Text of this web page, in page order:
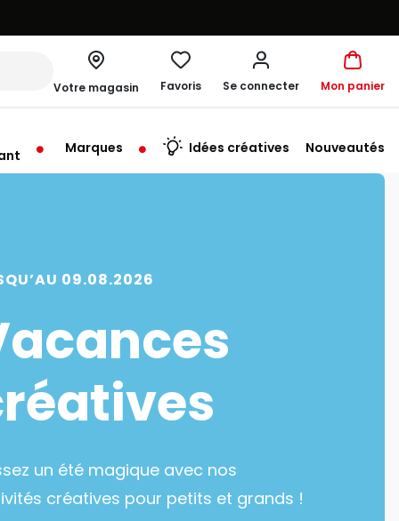
Votre magasin
à 10:00
Favoris Se connecter Mon panier
Marques Idées créatives Nouveautés
09.08.2026
un été magique avec nos
créatives pour petits et grands !